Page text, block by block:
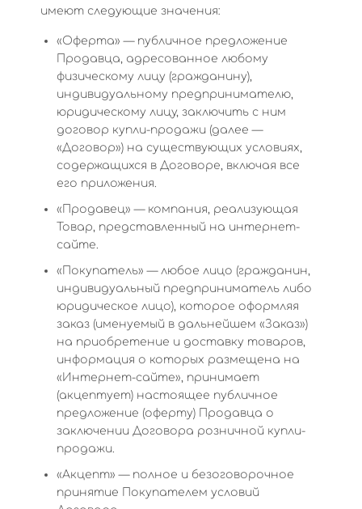
имеют следующие значения:
«Оферта» — публичное предложение
Продавца, адресованное любому
физическому лицу (гражданину),
индивидуальному предпринимателю,
юридическому лицу, заключить с ним
договор купли-продажи (далее —
«Договор») на существующих условиях,
содержащихся в Договоре, включая все
его приложения.
«Продавец» — компания, реализующая
Товар, представленный на интернет-
сайте.
«Покупатель» — любое лицо (гражданин,
индивидуальный предприниматель либо
юридическое лицо), которое оформляя
заказ (именуемый в дальнейшем «Заказ»)
на приобретение и доставку товаров,
информация о которых размещена на
«Интернет-сайте», принимает
(акцептует) настоящее публичное
предложение (оферту) Продавца о
заключении Договора розничной купли-
продажи.
«Акцепт» — полное и безоговорочное
принятие Покупателем условий